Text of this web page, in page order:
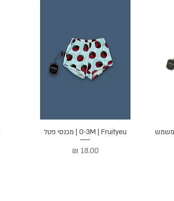
תצוגה מהירה
0-3M | Fruityeu | מכנסי פטל
מחיר